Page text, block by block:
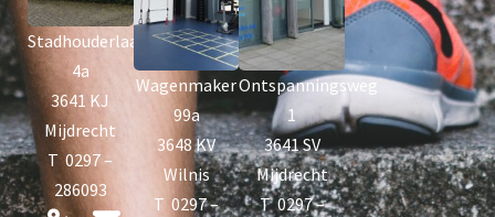
Stadhouderlaan
4a
3641 KJ
Mijdrecht
T 0297 –
286093
Wagenmaker
99a
3648 KV
Wilnis
T 0297 –
Ontspanningsweg
1
3641 SV
Mijdrecht
T 0297 –